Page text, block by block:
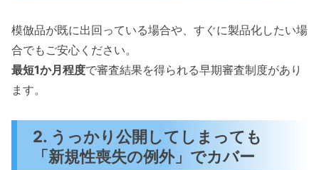
模倣品が既に出回っている場合や、すぐに製品化したい場
合でもご安心ください。
最短1か月程度で審査結果を得られる早期審査制度があり
ます。
2. うっかり公開してしまっても
「新規性喪失の例外」でカバー